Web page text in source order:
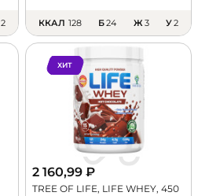
2 ККАЛ 128 Б24 Ж3 У2
ХИТ
2 160,99 ₽
TREE OF LIFE, LIFE WHEY, 450